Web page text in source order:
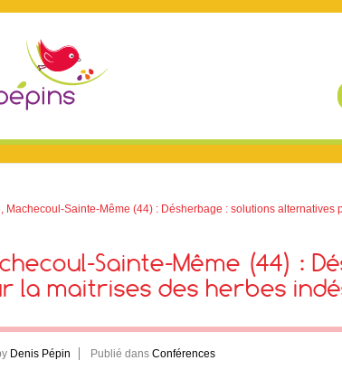
Machecoul-Sainte-Même (44) : Désherbage : solutions
Sainte-Même (44) :
la maitrises des herbes
Denis Pépin Publié dans Conférences